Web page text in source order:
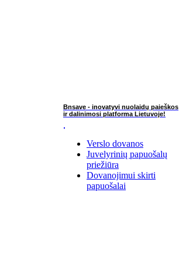
Bnsave - inovatyvi nuolaidų paieškos
ir dalinimosi platforma Lietuvoje!
Verslo dovanos
Juvelyrinių papuošalų
priežiūra
Dovanojimui skirti
papuošalai